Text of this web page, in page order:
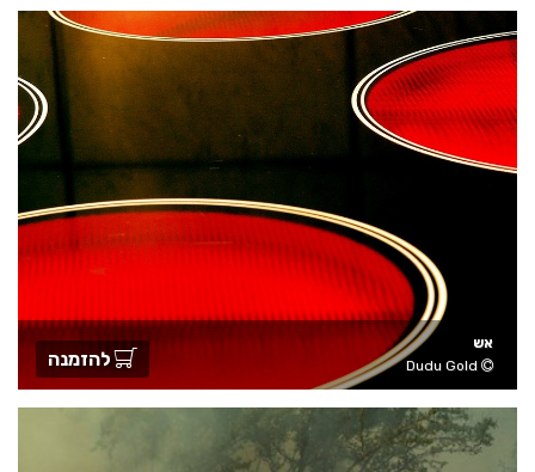
אש
Dudu Gold
להזמנה